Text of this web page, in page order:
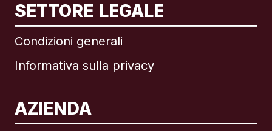
SETTORE LEGALE
Condizioni generali
Informativa sulla privacy
AZIENDA